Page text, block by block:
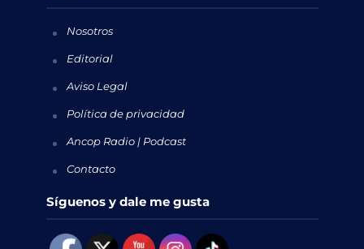
Nosotros
Editorial
Aviso Legal
Política de privacidad
Ancop Radio | Podcast
Contacto
Síguenos y dale me gusta